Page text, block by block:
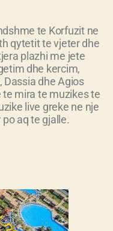
te Korfuzit ne
qytetit te vjeter dhe
plazhi me jete
dhe kercim,
Dassia dhe Agios
te mira te muzikes te
live greke ne nje
aq te gjalle.